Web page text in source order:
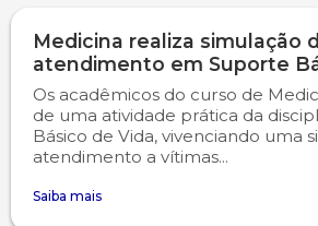
Medicina realiza simulação
atendimento em Suporte
Os acadêmicos do curso de
de uma atividade prática da
Básico de Vida, vivenciando uma
atendimento a vítimas...
Saiba mais
Psicologia
Publicidade e Propaganda
Segunda Chamada
Seguro Escolar
Sapien
Simulado Preparatório
Publicações Científicas
Revistas Campo Real
WhatsApp Campo Real